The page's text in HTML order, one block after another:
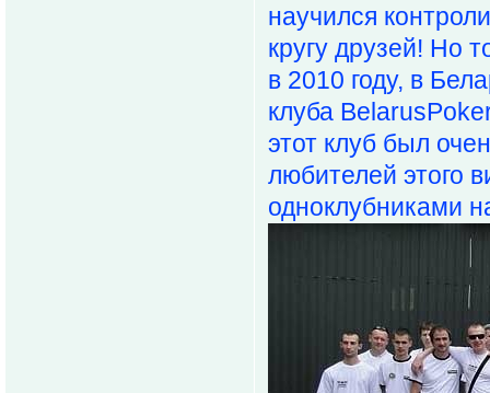
научился
кругу друзей! Но
в 2010 году, в
клуба
этот клуб был
любителей этого
одноклубниками